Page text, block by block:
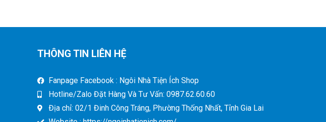
THÔNG TIN LIÊN HỆ
Fanpage Facebook : Ngôi Nhà Tiện Ích Shop
Hotline/Zalo Đặt Hàng Và Tư Vấn: 0987.62.60.60
Địa chỉ: 02/1 Đinh Công Tráng, Phường Thống Nhất, Tỉnh Gia Lai